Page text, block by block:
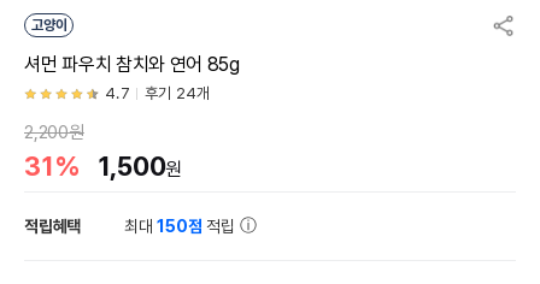
고양이
셔먼 파우치 참치와 연어 85g
4.7 후기 24개
2,200원
31% 1,500원
적립혜택 최대150점 적립